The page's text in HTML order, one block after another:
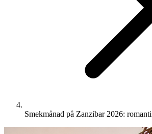
Smekmånad på Zanzibar 2026: